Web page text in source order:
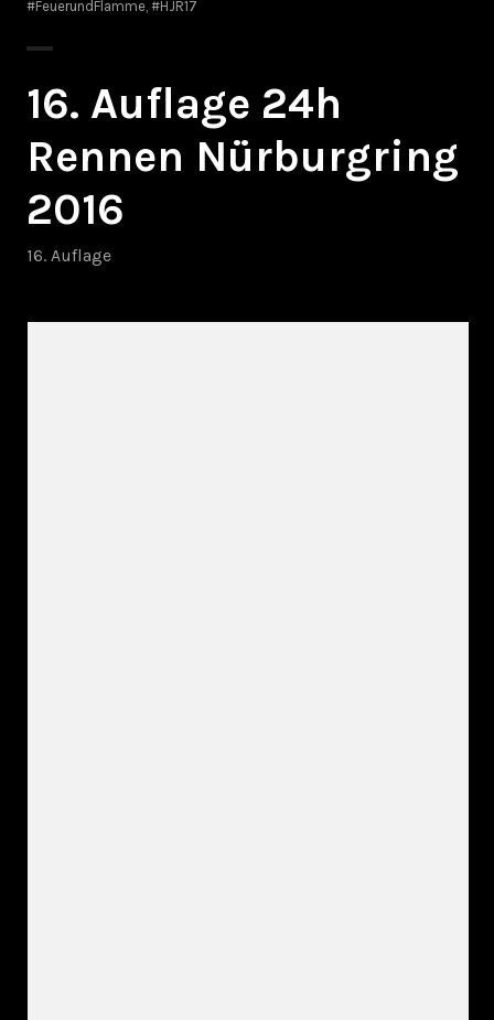
#FeuerundFlamme #HJR17
16. Auflage 24h
Rennen Nürburgring
2016
16. Auflage